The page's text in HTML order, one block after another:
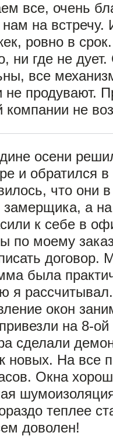
все, очень
на встречу.
ровно в
ни где не
все
не продувают.
компании не
осени
и обратился
что они
замерщика, а
к себе в
по моему
договор.
была
я
окон
на 8-
сделали
новых. На все
Окна
теплее
доволен!